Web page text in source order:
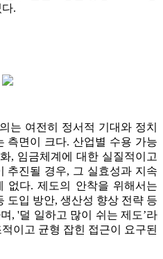
.
는 여전히 정서적 기대와 정치
측면이 크다. 산업별 수용 가능
, 임금체계에 대한 실질적이고
추진될 경우, 그 실효성과 지속
없다. 제도의 안착을 위해서는
도입 방안, 생산성 향상 전략 등
, '덜 일하고 많이 쉬는 제도’라
이고 균형 잡힌 접근이 요구된